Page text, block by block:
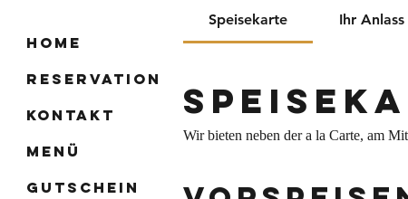
Speisekarte Ihr Anlass
Wir bieten neben der a la Carte, am
Home
Reservation
Kontakt
Menü
Gutschein